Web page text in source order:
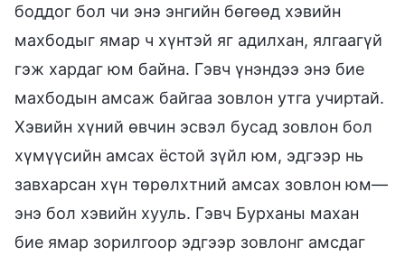
боддог бол чи энэ энгийн бөгөөд хэвийн
махбодыг ямар ч хүнтэй яг адилхан, ялгаагүй
гэж хардаг юм байна. Гэвч үнэндээ энэ бие
махбодын амсаж байгаа зовлон утга учиртай.
Хэвийн хүний өвчин эсвэл бусад зовлон бол
хүмүүсийн амсах ёстой зүйл юм, эдгээр нь
завхарсан хүн төрөлхтний амсах зовлон юм—
энэ бол хэвийн хууль. Гэвч Бурханы махан
бие ямар зорилгоор эдгээр зовлонг амсдаг